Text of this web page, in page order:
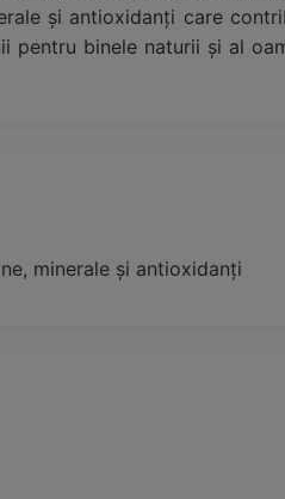
și antioxidanți care
binele naturii și al
minerale și antioxidanți